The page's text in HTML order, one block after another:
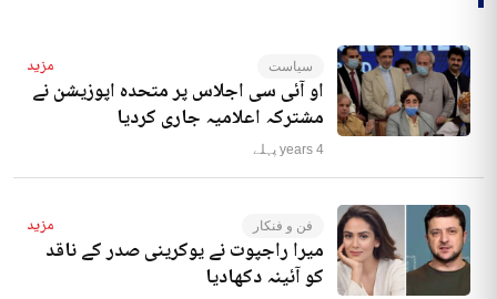
سیاست مزید
او آئی سی اجلاس پر متحدہ اپوزیشن نے
مشترکہ اعلامیہ جاری کردیا
4 years پہلے
فن و فنکار مزید
میرا راجپوت نے یوکرینی صدر کے ناقد
کو آئینہ دکھادیا